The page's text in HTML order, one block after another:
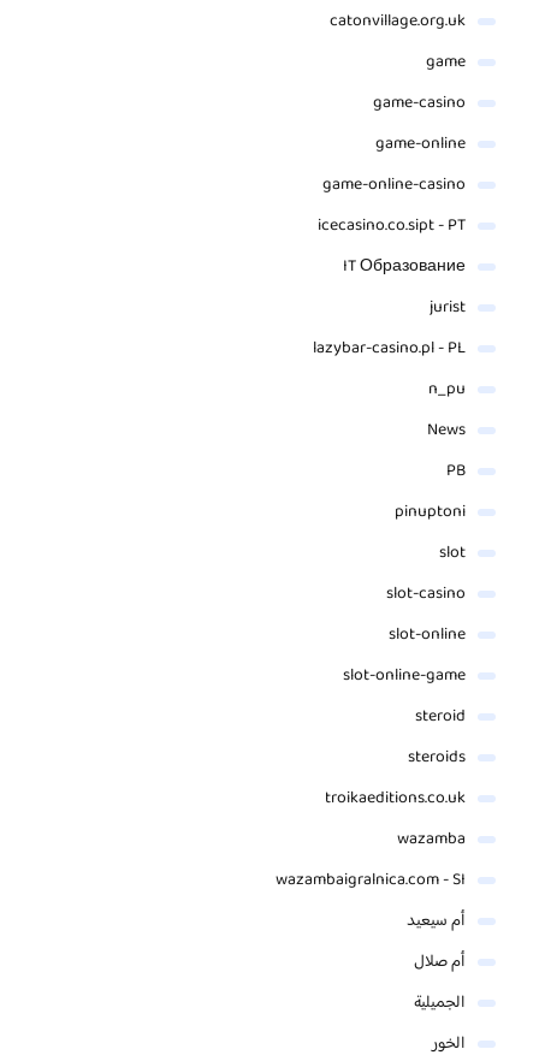
catonvillage.org.uk
game
game-casino
game-online
game-online-casino
icecasino.co.sipt - PT
IT Образование
jurist
lazybar-casino.pl - PL
n_pu
News
PB
pinuptoni
slot
slot-casino
slot-online
slot-online-game
steroid
steroids
troikaeditions.co.uk
wazamba
wazambaigralnica.com - SI
أم سيعيد
أم صلال
الجميلية
الخور